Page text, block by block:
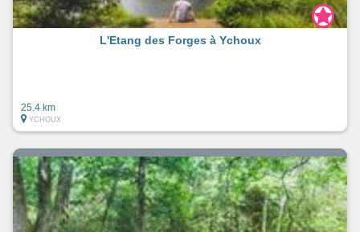
L'Etang des Forges à Ychoux
25.4 km
YCHOUX